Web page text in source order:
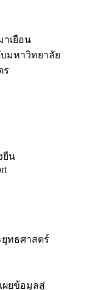
เยือน
มหาวิทยาลัย
ร
ยืน
ทธศาสตร์
ผยข้อมูลสู่